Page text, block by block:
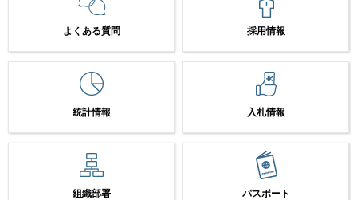
よくある質問 採用情報
統計情報 入札情報
組織部署 パスポート